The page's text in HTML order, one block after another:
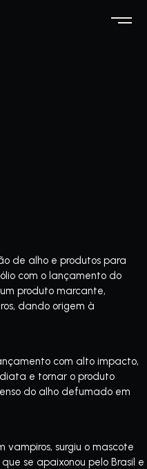
de alho e produtos para
com o lançamento do
produto marcante,
dando origem à
com alto impacto,
e tornar o produto
do alho defumado em
surgiu o mascote
se apaixonou pelo Brasil e